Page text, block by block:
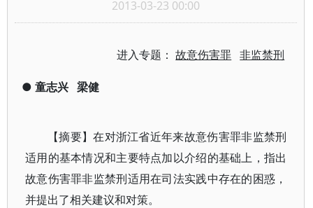
2013-03-23 00:00
进入专题：故意伤害罪 非监禁刑
● 童志兴 梁健
【摘要】在对浙江省近年来故意伤害罪非监禁刑
适用的基本情况和主要特点加以介绍的基础上，指出
故意伤害罪非监禁刑适用在司法实践中存在的困惑，
并提出了相关建议和对策。